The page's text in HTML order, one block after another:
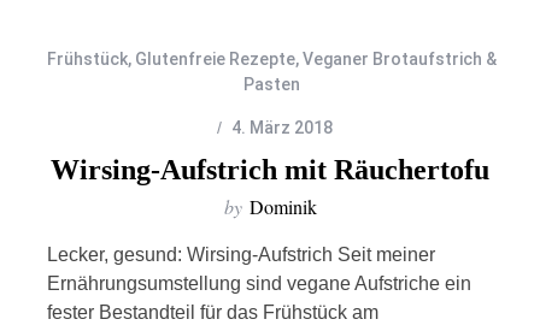
Frühstück, Glutenfreie Rezepte,Veganer Brotaufstrich &
Pasten
4. März 2018
Wirsing-Aufstrich mit Räuchertofu
by Dominik
Lecker, gesund: Wirsing-Aufstrich Seit meiner
Ernährungsumstellung sind vegane Aufstriche ein
fester Bestandteil für das Frühstück am